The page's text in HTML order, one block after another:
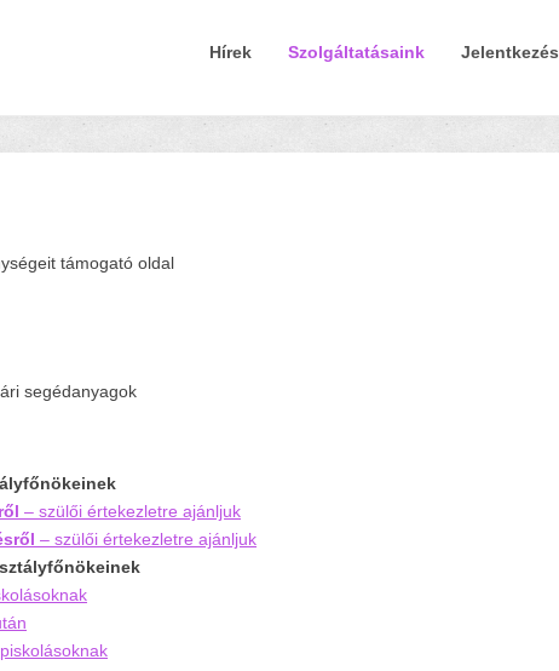
Elsődleges Menü
Tovább a tartalomra
Hírek Szolgáltatásaink Jelentkezés
támogató oldal
segédanyagok
– szülői értekezletre ajánljuk
– szülői értekezletre ajánljuk